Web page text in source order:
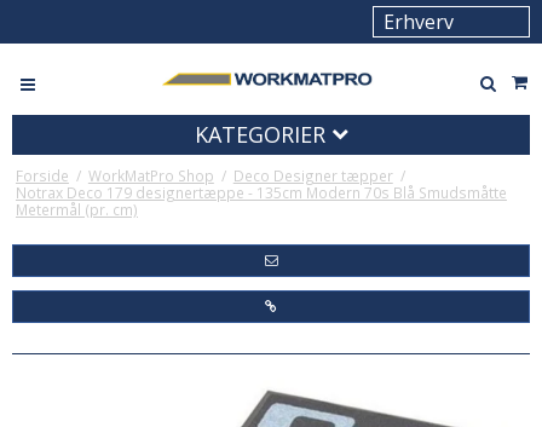
KATEGORIER
Forside / WorkMatPro Shop / Deco Designer tæpper /
Notrax Deco 179 designertæppe - 135cm Modern 70s Blå Smudsmåtte
Metermål (pr. cm)